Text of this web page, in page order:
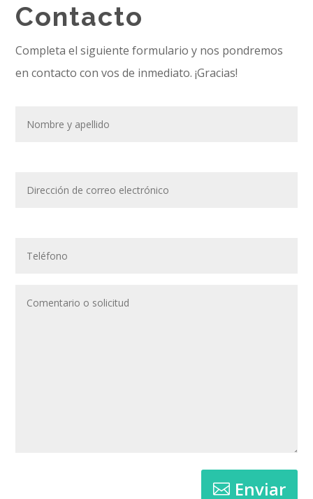
Contacto
Completa el siguiente formulario y nos pondremos
en contacto con vos de inmediato. ¡Gracias!
Enviar